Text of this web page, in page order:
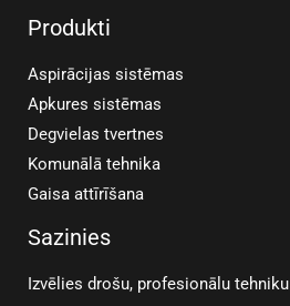
Produkti
Aspirācijas sistēmas
Apkures sistēmas
Degvielas tvertnes
Komunālā tehnika
Gaisa attīrīšana
Sazinies
Izvēlies drošu, profesionālu tehniku